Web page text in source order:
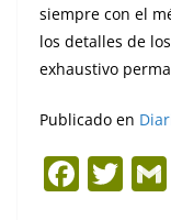
siempre con el
los detalles de
exhaustivo
Publicado en
F T